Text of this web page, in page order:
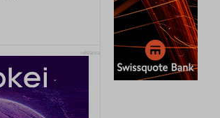
reklama